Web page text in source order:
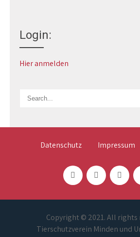
Login:
Hier anmelden
Datenschutz Impressum
Copyright © 2021. All rights
Tierschutzverein Minden und